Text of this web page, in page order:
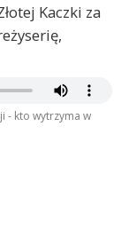
Kaczki za
- kto wytrzyma w